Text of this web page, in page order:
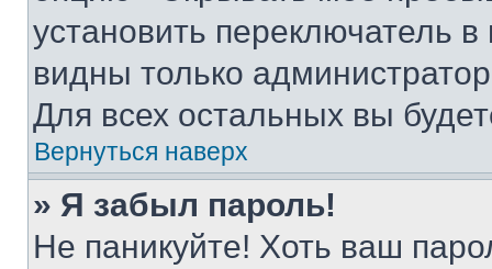
установить переключатель
видны только
Для всех остальных вы
Вернуться наверх
» Я забыл пароль!
Не паникуйте! Хоть ваш